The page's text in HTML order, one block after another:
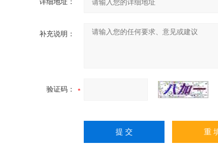
详细地址：
补充说明：
验证码：